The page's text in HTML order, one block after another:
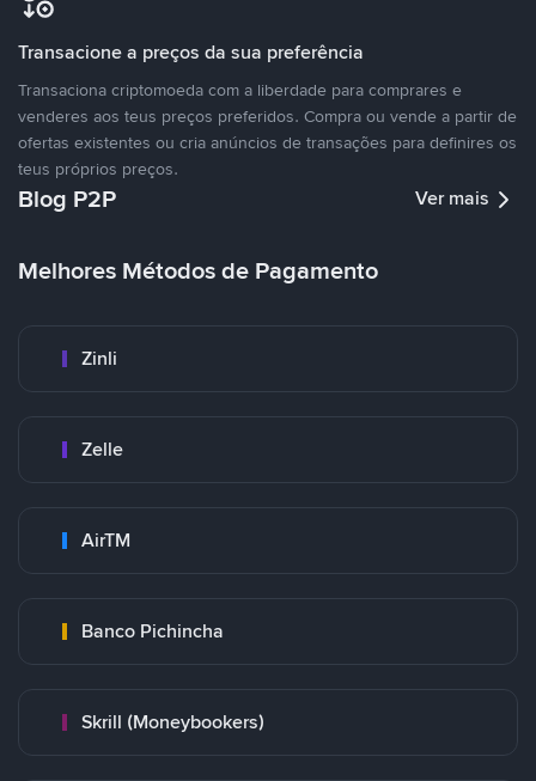
Transacione a preços da sua preferência
Transaciona criptomoeda com a liberdade para comprares e
venderes aos teus preços preferidos. Compra ou vende a partir de
ofertas existentes ou cria anúncios de transações para definires os
teus próprios preços.
Blog P2P Ver mais
Melhores Métodos de Pagamento
Zinli
Zelle
AirTM
Banco Pichincha
Skrill (Moneybookers)